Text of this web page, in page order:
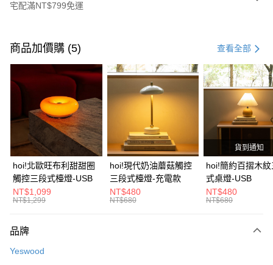
宅配滿NT$799免運
信用卡一次付款
信用卡分期付款
3 期 0 利率 每期 21家銀行
合作金庫商業銀行
第一商業銀行
華南商業銀行
彰化商業銀行
上海商業儲蓄銀行
台北富邦商業銀行
國泰世華商業銀行
兆豐國際商業銀行
臺灣中小企業銀行
台中商業銀行
匯豐（台灣）商業銀行
華泰商業銀行
聯邦商業銀行
遠東國際商業銀行
元大商業銀行
台灣樂天信用卡公司
6 期 0 利率 每期NT$263 21家銀行
合作金庫商業銀行
第一商業銀行
華南商業銀行
彰化商業銀行
上海商業儲蓄銀行
台北富邦商業銀行
國泰世華商業銀行
兆豐國際商業銀行
臺灣中小企業銀行
台中商業銀行
匯豐（台灣）商業銀行
聯邦商業銀行
玉山商業銀行
台灣樂天信用卡公司
LINE Pay
Apple Pay
街口支付
AFTEE先享後付
【關於「AFTEE先享後付」】
AFTEE先享後付是「在收到商品之後才付款」的支付方式。 讓您購物簡單
便利好安心！
商品加價購 (5) 查看全部
hoi!北歐旺布利甜甜圈
觸控三段式檯燈-USB
NT$1,099
NT$1,299
hoi!現代奶油蘑菇觸控
三段式檯燈-充電款
NT$480
NT$680
貨到通知
hoi!簡約百摺木
式桌燈-USB
NT$480
NT$680
品牌
Yeswood